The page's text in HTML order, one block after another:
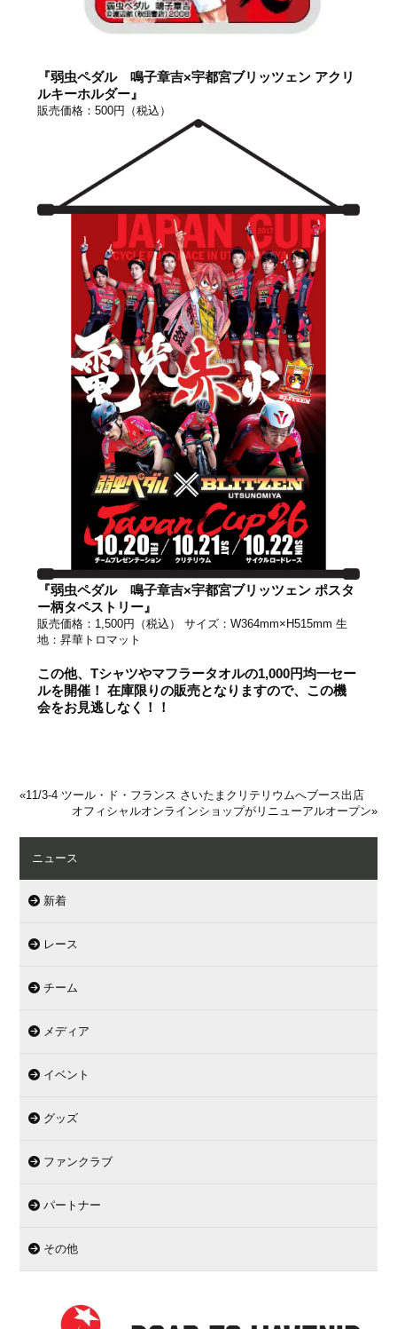
『弱虫ペダル 鳴子章吉×宇都宮ブリッツェン アクリ
ルキーホルダー』
販売価格：500円（税込）
『弱虫ペダル 鳴子章吉×宇都宮ブリッツェン ポスタ
ー柄タペストリー』
販売価格：1,500円（税込） サイズ：W364mm×H515mm 生
地：昇華トロマット
この他、Tシャツやマフラータオルの1,000円均一セー
ルを開催！ 在庫限りの販売となりますので、この機
会をお見逃しなく！！
«11/3-4 ツール・ド・フランス さいたまクリテリウムへブース出店
オフィシャルオンラインショップがリニューアルオープン»
ニュース
新着
レース
チーム
メディア
イベント
グッズ
ファンクラブ
パートナー
その他